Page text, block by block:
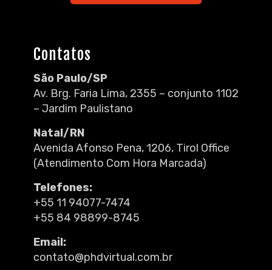
Contatos
São Paulo/SP
Av. Brg. Faria Lima, 2355 – conjunto 1102
– Jardim Paulistano
Natal/RN
Avenida Afonso Pena, 1206, Tirol Office
(Atendimento Com Hora Marcada)
Telefones:
+55 11 94077-7474
+55 84 98899-8745
Email:
contato@phdvirtual.com.br